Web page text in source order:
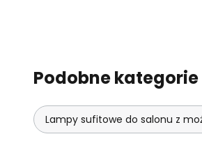
Podobne kategorie
Lampy sufitowe do salonu z